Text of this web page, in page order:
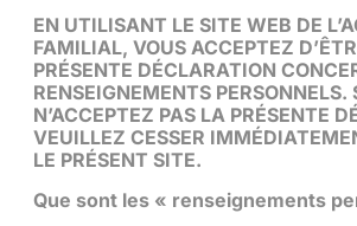
EN UTILISANT LE SITE WEB DE
FAMILIAL, VOUS ACCEPTEZ
PRÉSENTE DÉCLARATION
RENSEIGNEMENTS PERSONNELS.
N’ACCEPTEZ PAS LA PRÉSENTE
VEUILLEZ CESSER
LE PRÉSENT SITE.
Que sont les « renseignements